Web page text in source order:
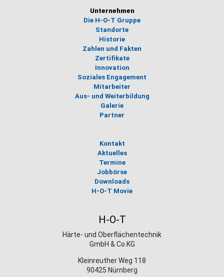
Unternehmen
Die H-O-T Gruppe
Standorte
Historie
Zahlen und Fakten
Zertifikate
Innovation
Soziales Engagement
Mitarbeiter
Aus- und Weiterbildung
Galerie
Partner
Kontakt
Aktuelles
Termine
Jobbörse
Downloads
H-O-T Movie
H-O-T
Härte- und Oberflächentechnik
GmbH & Co.KG
Kleinreuther Weg 118
90425 Nürnberg